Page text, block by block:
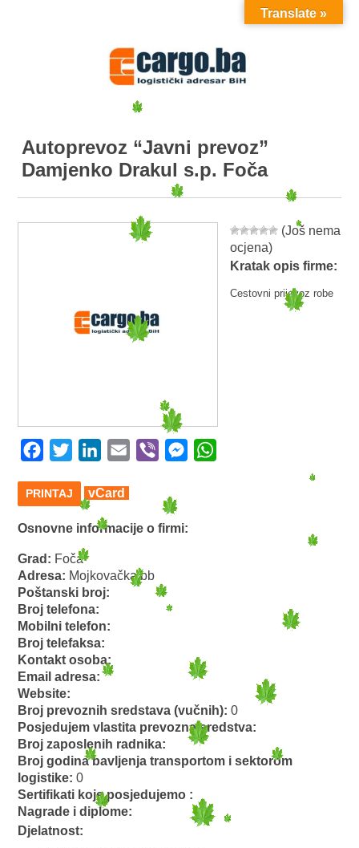
MENU
Autoprevoz “Javni prevoz”
Damjenko Drakul s.p. Foča
(Još nema
ocjena)
Kratak opis firme:
Cestovni prijevoz robe
Facebook
Twitter LinkedIn
Email Viber Messenger
PRINTAJ vCard
Osnovne informacije o firmi:
Grad: Foča
Adresa: Mojkovačka bb
Poštanski broj:
Broj telefona:
Mobilni telefon:
Broj telefaksa:
Kontakt osoba:
Email adresa:
Website:
Broj prevoznih sredstava (vučnih):0
Posjedujem vlastita prevozna sredstva:
Broj zaposlenih radnika:
Broj godina bavljenja transportom i sektorom
logistike:0
Sertifikati koje posjedujemo :
Nagrade i diplome:
Djelatnost:
Translate »